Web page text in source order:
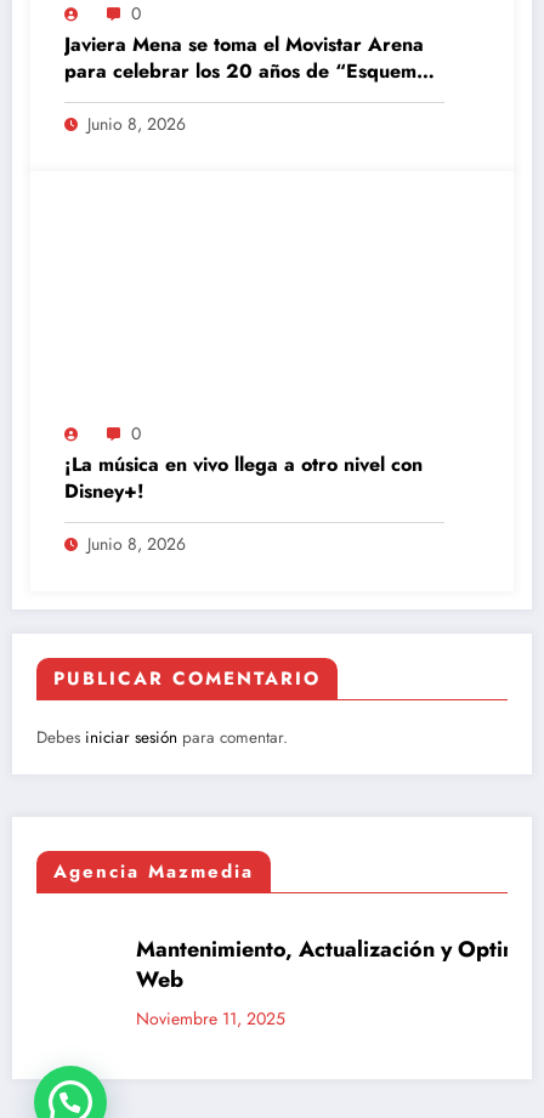
0
Javiera Mena se toma el Movistar Arena
para celebrar los 20 años de “Esquemas
Juveniles”
Junio 8, 2026
0
¡La música en vivo llega a otro nivel con
Disney+!
Junio 8, 2026
PUBLICAR COMENTARIO
Debes iniciar sesión para comentar.
Agencia Mazmedia
AGENCIA MAZMEDIA
Mantenimiento, Actualización y Optimización
Noviembre 11, 2025